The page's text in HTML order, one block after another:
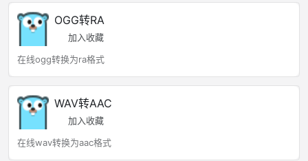
OGG转RA
加入收藏
在线ogg转换为ra格式
WAV转AAC
加入收藏
在线wav转换为aac格式